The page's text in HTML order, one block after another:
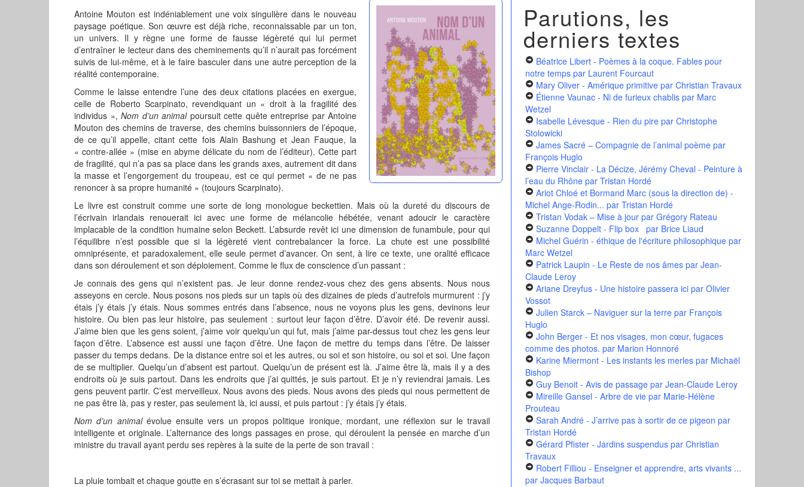
Antoine Mouton est indéniablement une voix singulière dans le nouveau
paysage poétique. Son œuvre est déjà riche, reconnaissable par un ton,
un univers. Il y règne une forme de fausse légèreté qui lui permet
d’entraîner le lecteur dans des cheminements qu’il n’aurait pas forcément
suivis de lui-même, et à le faire basculer dans une autre perception de la
réalité contemporaine.
Comme le laisse entendre l’une des deux citations placées en exergue,
celle de Roberto Scarpinato, revendiquant un « droit à la fragilité des
individus »,Nom d’un animalpoursuit cette quête entreprise par Antoine
Mouton des chemins de traverse, des chemins buissonniers de l’époque,
de ce qu’il appelle, citant cette fois Alain Bashung et Jean Fauque, la
« contre-allée » (mise en abyme délicate du nom de l’éditeur). Cette part
de fragilité, qui n’a pas sa place dans les grands axes, autrement dit dans
la masse et l’engorgement du troupeau, est ce qui permet « de ne pas
renoncer à sa propre humanité » (toujours Scarpinato).
Le livre est construit comme une sorte de long monologue beckettien. Mais où la dureté du discours de
l’écrivain irlandais renouerait ici avec une forme de mélancolie hébétée, venant adoucir le caractère
implacable de la condition humaine selon Beckett. L’absurde revêt ici une dimension de funambule, pour qui
l’équilibre n’est possible que si la légèreté vient contrebalancer la force. La chute est une possibilité
omniprésente, et paradoxalement, elle seule permet d’avancer. On sent, à lire ce texte, une oralité efficace
dans son déroulement et son déploiement. Comme le flux de conscience d’un passant :
Je connais des gens qui n’existent pas. Je leur donne rendez-vous chez des gens absents. Nous nous
asseyons en cercle. Nous posons nos pieds sur un tapis où des dizaines de pieds d’autrefois murmurent : j’y
étais j’y étais j’y étais. Nous sommes entrés dans l’absence, nous ne voyons plus les gens, devinons leur
histoire. Ou bien pas leur histoire, pas seulement : surtout leur façon d’être. D’avoir été. De revenir aussi.
J’aime bien que les gens soient, j’aime voir quelqu’un qui fut, mais j’aime par-dessus tout chez les gens leur
façon d’être. L’absence est aussi une façon d’être. Une façon de mettre du temps dans l’être. De laisser
passer du temps dedans. De la distance entre soi et les autres, ou soi et son histoire, ou soi et soi. Une façon
de se multiplier. Quelqu’un d’absent est partout. Quelqu’un de présent est là. J’aime être là, mais il y a des
endroits où je suis partout. Dans les endroits que j’ai quittés, je suis partout. Et je n’y reviendrai jamais. Les
gens peuvent partir. C’est merveilleux. Nous avons des pieds. Nous avons des pieds qui nous permettent de
ne pas être là, pas y rester, pas seulement là, ici aussi, et puis partout : j’y étais j’y étais.
Nom d’un animalévolue ensuite vers un propos politique ironique, mordant, une réflexion sur le travail
intelligente et originale. L’alternance des longs passages en prose, qui déroulent la pensée en marche d’un
ministre du travail ayant perdu ses repères à la suite de la perte de son travail :
La pluie tombait et chaque goutte en s’écrasant sur toi se mettait à parler.
Parutions, les
derniers textes
Béatrice Libert - Poèmes à la coque. Fables pour
notre tempspar Laurent Fourcaut
Mary Oliver - Amérique primitivepar Christian Travaux
Étienne Vaunac - Ni de furieux chablispar Marc
Wetzel
Isabelle Lévesque - Rien du pirepar Christophe
Stolowicki
James Sacré – Compagnie de l’animal poèmepar
François Huglo
Pierre Vinclair - La Décize, Jérémy Cheval - Peinture à
l’eau du Rhônepar Tristan Hordé
Ariot Chloé et Bormand Marc (sous la direction de) -
Michel Ange-Rodin... par Tristan Hordé
Tristan Vodak – Mise à jourpar Grégory Rateau
Suzanne Doppelt - Flip box par Brice Liaud
Michel Guérin - éthique de l'écriture philosophiquepar
Marc Wetzel
Patrick Laupin - Le Reste de nos âmespar Jean-
Claude Leroy
Ariane Dreyfus - Une histoire passera icipar Olivier
Vossot
Julien Starck – Naviguer sur la terrepar François
Huglo
John Berger - Et nos visages, mon cœur, fugaces
comme des photos. par Marion Honnoré
Karine Miermont - Les instants les merlespar Michaël
Bishop
Guy Benoit - Avis de passagepar Jean-Claude Leroy
Mireille Gansel - Arbre de viepar Marie-Hélène
Prouteau
Sarah André - J’arrive pas à sortir de ce pigeon par
Tristan Hordé
Gérard Pfister - Jardins suspenduspar Christian
Travaux
Robert Filliou - Enseigner et apprendre, arts vivants ...
par Jacques Barbaut